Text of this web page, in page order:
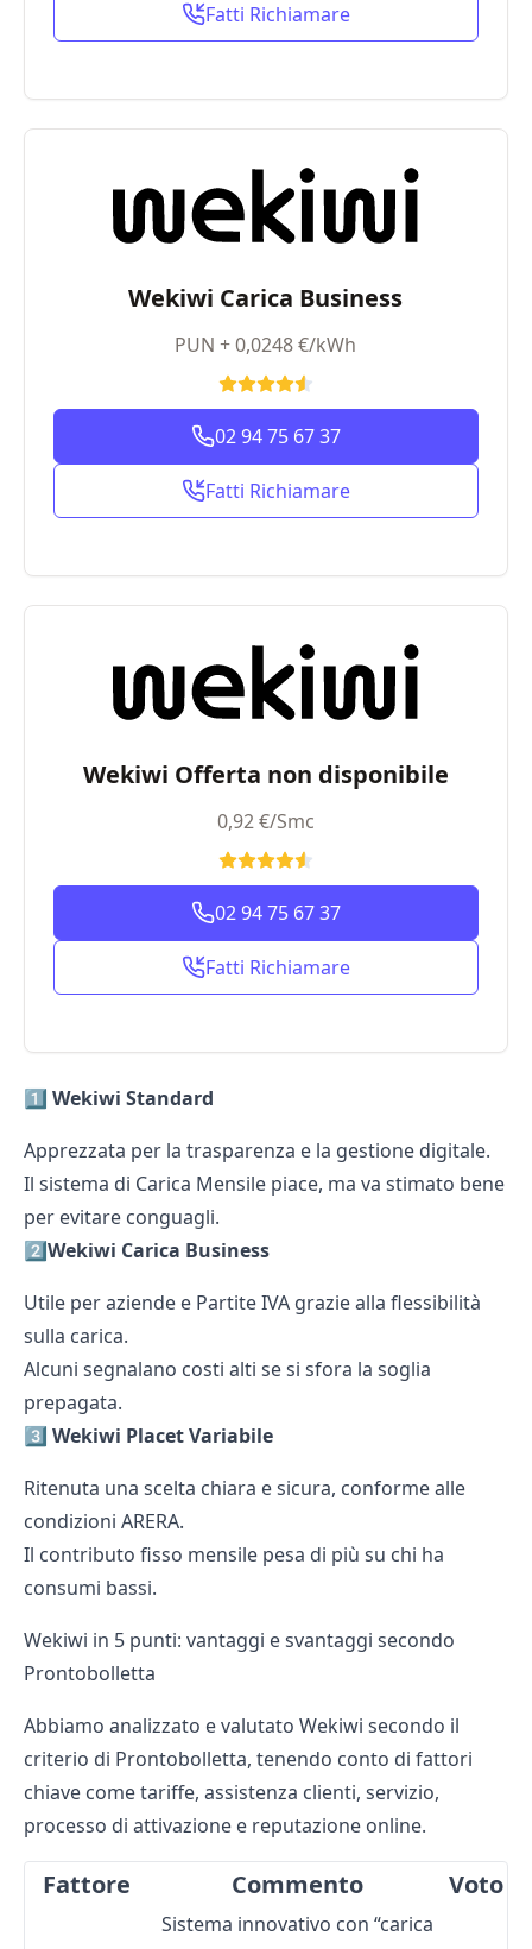
Fatti Richiamare
Wekiwi Carica Business
PUN + 0,0248 €/kWh
02 94 75 67 37
Fatti Richiamare
Wekiwi Offerta non disponibile
0,92 €/Smc
02 94 75 67 37
Fatti Richiamare
1️⃣ Wekiwi Standard
Apprezzata per la trasparenza e la gestione digitale.
Il sistema di Carica Mensile piace, ma va stimato bene
per evitare conguagli.
2️⃣Wekiwi Carica Business
Utile per aziende e Partite IVA grazie alla flessibilità
sulla carica.
Alcuni segnalano costi alti se si sfora la soglia
prepagata.
3️⃣ Wekiwi Placet Variabile
Ritenuta una scelta chiara e sicura, conforme alle
condizioni ARERA.
Il contributo fisso mensile pesa di più su chi ha
consumi bassi.
Wekiwi in 5 punti: vantaggi e svantaggi secondo
Prontobolletta
Abbiamo analizzato e valutato Wekiwi secondo il
criterio di Prontobolletta, tenendo conto di fattori
chiave come tariffe, assistenza clienti, servizio,
processo di attivazione e reputazione online.
Fattore Commento Voto
Sistema innovativo con “carica